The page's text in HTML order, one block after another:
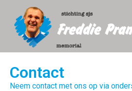
Contact
Neem contact met ons op via